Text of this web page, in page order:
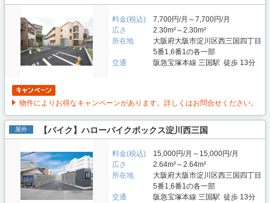
料金(税込)
7,700円/月～7,700円/月
広さ
2.30m²～2.30m²
所在地
大阪府大阪市淀川区西三国四丁目
5番1,6番1の各一部
交通
阪急宝塚本線 三国駅 徒歩 13分
物件によりお得なキャンペーンがあります。詳しくはお問合せください。
屋外 【バイク】ハローバイクボックス淀川西三国
料金(税込)
15,000円/月～15,000円/月
広さ
2.64m²～2.64m²
所在地
大阪府大阪市淀川区西三国四丁目
5番1,6番1の各一部
交通
阪急宝塚本線 三国駅 徒歩 13分